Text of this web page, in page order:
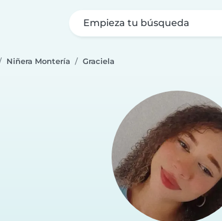
Empieza tu búsqueda
Niñera Montería Graciela